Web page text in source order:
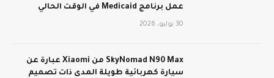
عمل برنامج Medicaid في الوقت الحالي
30 يوليو، 2026
SkyNomad N90 Max من Xiaomi عبارة عن
سيارة كهربائية طويلة المدى ذات تصميم